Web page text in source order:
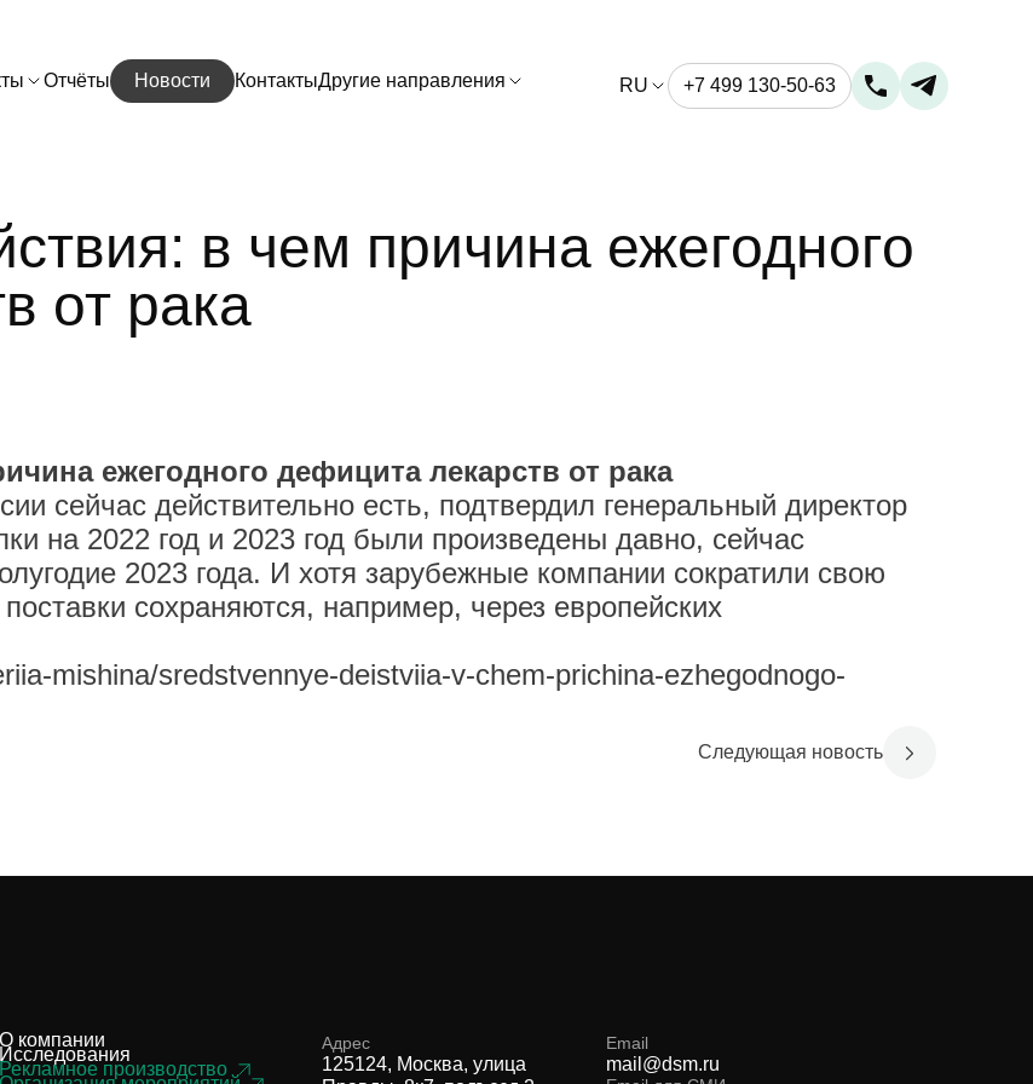
Отчёты Новости КонтактыДругие направления RU +7 499 130-50-63
в чем причина ежегодного
от рака
ежегодного дефицита лекарств от рака
сейчас действительно есть, подтвердил генеральный директор
на 2022 год и 2023 год были произведены давно, сейчас
2023 года. И хотя зарубежные компании сократили свою
сохраняются, например, через европейских
mishina/sredstvennye-deistviia-v-chem-prichina-ezhegodnogo-
Следующая новость
О компании
Исследования
Рекламное производство
Адрес
125124, Москва, улица
Email
mail@dsm.ru